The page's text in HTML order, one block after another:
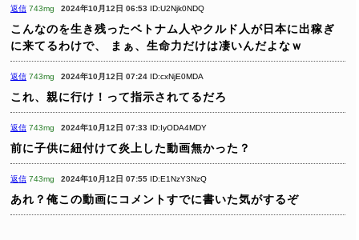
返信 743mg 2024年10月12日 06:53 ID:U2Njk0NDQ
こんなのを生き残ったベトナム人やクルド人が日本に出稼ぎ
に来てるわけで、
まぁ、生命力だけは凄いんだよなｗ
返信 743mg 2024年10月12日 07:24 ID:cxNjE0MDA
これ、親に行け！って指示されてるだろ
返信 743mg 2024年10月12日 07:33 ID:IyODA4MDY
前に子供に紐付けて炎上した動画無かった？
返信 743mg 2024年10月12日 07:55 ID:E1NzY3NzQ
あれ？俺この動画にコメントすでに書いた気がするぞ